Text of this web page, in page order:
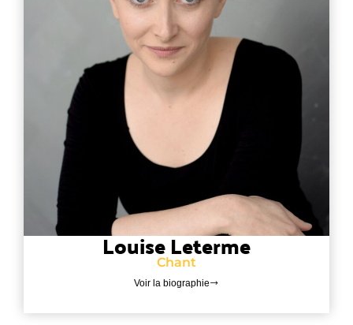
Louise Leterme
Chant
Voir la biographie